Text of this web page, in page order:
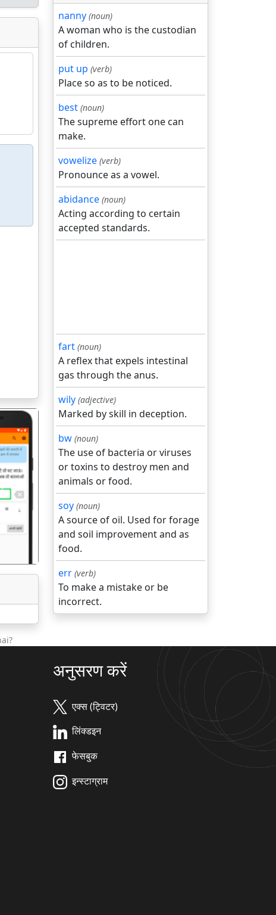
अगला
nanny (noun)
A woman who is the custodian
of children.
put up (verb)
Place so as to be noticed.
best (noun)
The supreme effort one can
make.
vowelize (verb)
Pronounce as a vowel.
abidance (noun)
Acting according to certain
accepted standards.
fart (noun)
A reflex that expels intestinal
gas through the anus.
wily (adjective)
Marked by skill in deception.
bw (noun)
The use of bacteria or viruses
or toxins to destroy men and
animals or food.
soy (noun)
A source of oil. Used for forage
and soil improvement and as
food.
err (verb)
To make a mistake or be
incorrect.
अनुसरण करें
एक्स (ट्विटर)
लिंक्डइन
फेसबुक
इन्स्टाग्राम